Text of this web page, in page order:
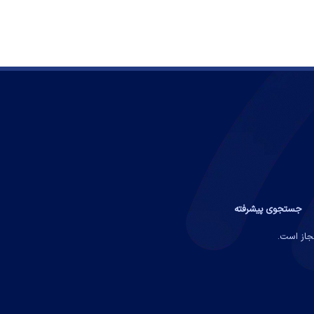
جستجوی پیشرفته
است.